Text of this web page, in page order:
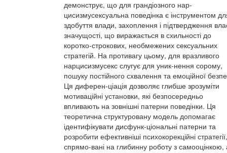
демонструє, що для грандіозного нар-
цисизмусексуальна поведінка є інструментом
здобуття влади, захоплення і підтвердження
значущості, що виражається в схильності до
коротко-строкових, необмежених сексуальних
стратегій. На противагу цьому, для вразливого
нарцисизмусекс слугує для уник-нення сорому,
пошуку постійного схвалення та емоційної
Ця диферен-ціація дозволяє глибше зрозуміти
мотиваційні установки, які безпосередньо
впливають на зовнішні патерни поведінки. Ця
теоретична структуровану модель допомагає
ідентифікувати дисфунк-ціональні патерни та
розробити ефективніші психокорекційні стратегії,
спрямо-вані на глибинну роботу з самооцінкою,